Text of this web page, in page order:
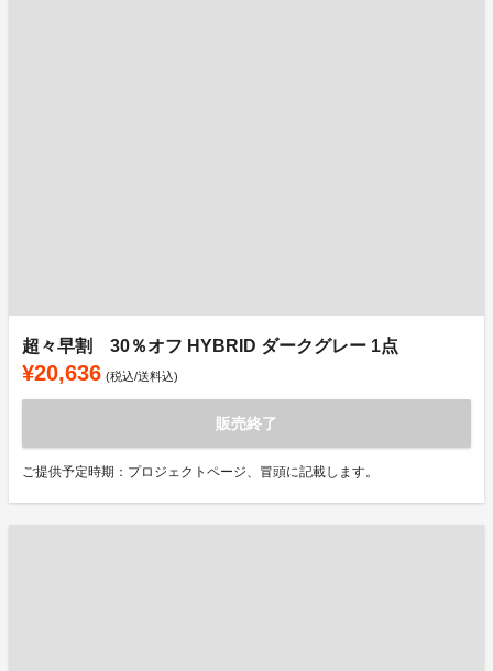
超々早割 30％オフ HYBRID ダークグレー 1点
¥20,636 (税込/送料込)
販売終了
ご提供予定時期：プロジェクトページ、冒頭に記載します。